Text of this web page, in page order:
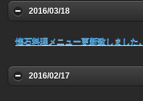
2016/03/18
懐石料理メニュー更新致しました。
2016/02/17